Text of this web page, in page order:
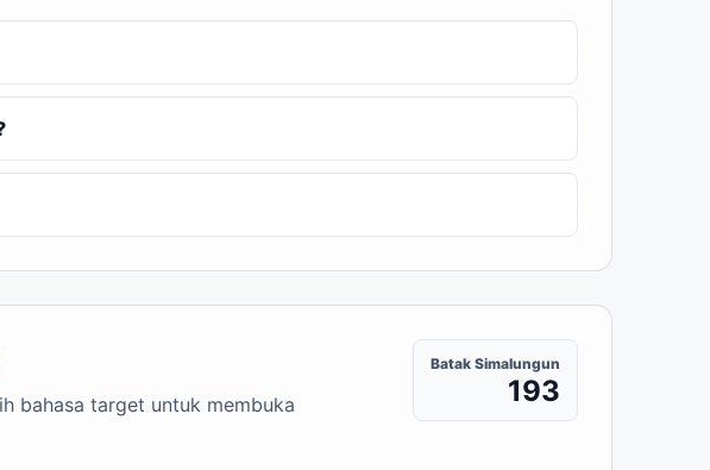
bahasa target untuk membuka
Batak Simalungun
193